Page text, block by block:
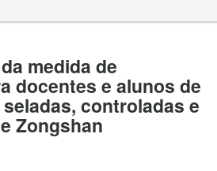
medida de
docentes e alunos de
controladas e
Zongshan